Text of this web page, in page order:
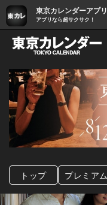
東京カレンダーアプリ
アプリなら超サクサク！
トップ プレミアム